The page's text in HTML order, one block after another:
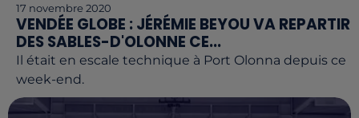
17 novembre 2020
VENDÉE GLOBE : JÉRÉMIE BEYOU VA REPARTIR
DES SABLES-D'OLONNE CE...
Il était en escale technique à Port Olonna depuis ce
week-end.